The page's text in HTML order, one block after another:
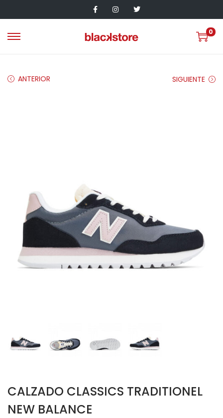
0
ANTERIOR SIGUIENTE
CALZADO CLASSICS TRADITIONEL
NEW BALANCE